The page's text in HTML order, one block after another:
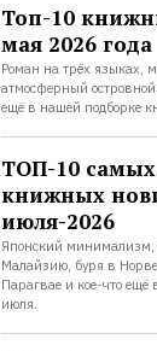
Топ-10
мая 2026 года
Роман на трёх языках,
атмосферный островной
ещё в нашей подборке
ТОП-10
книжных
июля-2026
Японский минимализм,
Малайзию, буря в
Парагвае и кое-что
июля.